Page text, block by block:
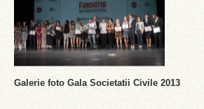
Galerie foto Gala Societatii Civile 2013